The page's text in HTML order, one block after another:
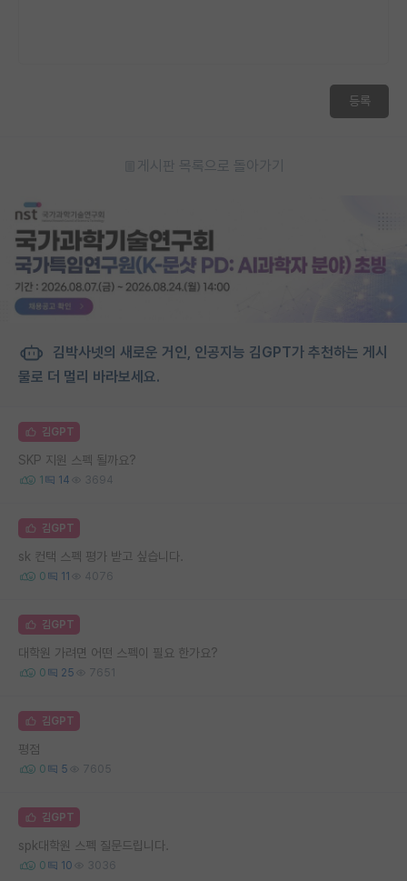
등록
게시판 목록으로 돌아가기
김박사넷의 새로운 거인, 인공지능 김GPT가 추천하는 게시
물로 더 멀리 바라보세요.
김GPT
SKP 지원 스펙 될까요?
1 14 3694
김GPT
sk 컨택 스펙 평가 받고 싶습니다.
0 11 4076
김GPT
대학원 가려면 어떤 스펙이 필요 한가요?
0 25 7651
김GPT
평점
0 5 7605
김GPT
spk대학원 스펙 질문드립니다.
0 10 3036